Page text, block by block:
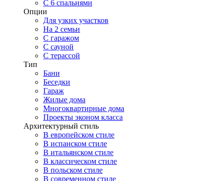
С 6 спальнями
Опции
Для узких участков
На 2 семьи
С гаражом
С сауной
С терассой
Тип
Бани
Беседки
Гараж
Жилые дома
Многоквартирные дома
Проекты эконом класса
Архитектурный стиль
В европейском стиле
В испанском стиле
В итальянском стиле
В классическом стиле
В польском стиле
В современном стиле